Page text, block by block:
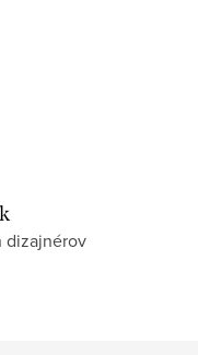
dizajnérov